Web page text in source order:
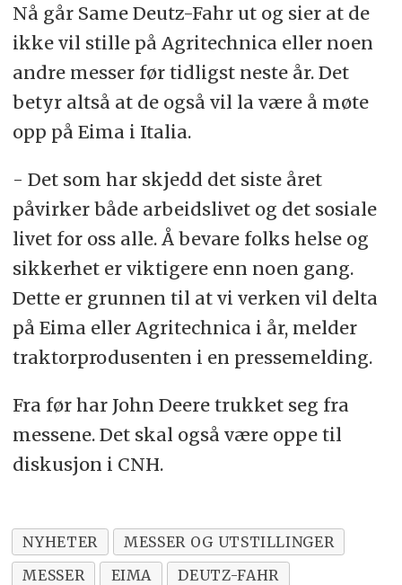
Nå går Same Deutz-Fahr ut og sier at de
ikke vil stille på Agritechnica eller noen
andre messer før tidligst neste år. Det
betyr altså at de også vil la være å møte
opp på Eima i Italia.
- Det som har skjedd det siste året
påvirker både arbeidslivet og det sosiale
livet for oss alle. Å bevare folks helse og
sikkerhet er viktigere enn noen gang.
Dette er grunnen til at vi verken vil delta
på Eima eller Agritechnica i år, melder
traktorprodusenten i en pressemelding.
Fra før har John Deere trukket seg fra
messene. Det skal også være oppe til
diskusjon i CNH.
NYHETER
MESSER OG UTSTILLINGER
MESSER
EIMA
DEUTZ-FAHR